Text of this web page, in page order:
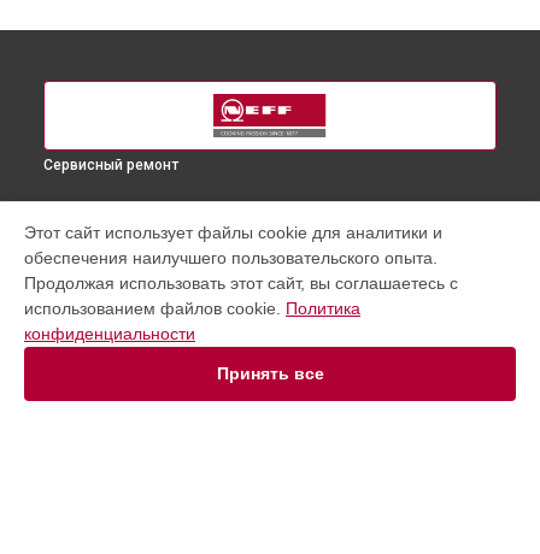
Сервисный ремонт
Варочная панель
Духовой шкаф
Микроволновая печь
Посудомоечная машина
Этот сайт использует файлы cookie для аналитики и
обеспечения наилучшего пользовательского опыта.
Продолжая использовать этот сайт, вы соглашаетесь с
использованием файлов cookie. Политика
конфиденциальности
Принять все